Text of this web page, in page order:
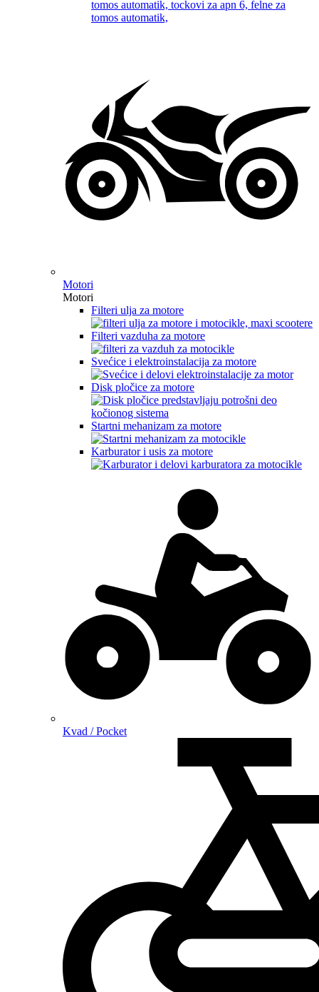
Motori
Motori
Filteri ulja za motore
Filteri vazduha za motore
Svećice i elektroinstalacija za motore
Disk pločice za motore
Startni mehanizam za motore
Karburator i usis za motore
Kvad / Pocket